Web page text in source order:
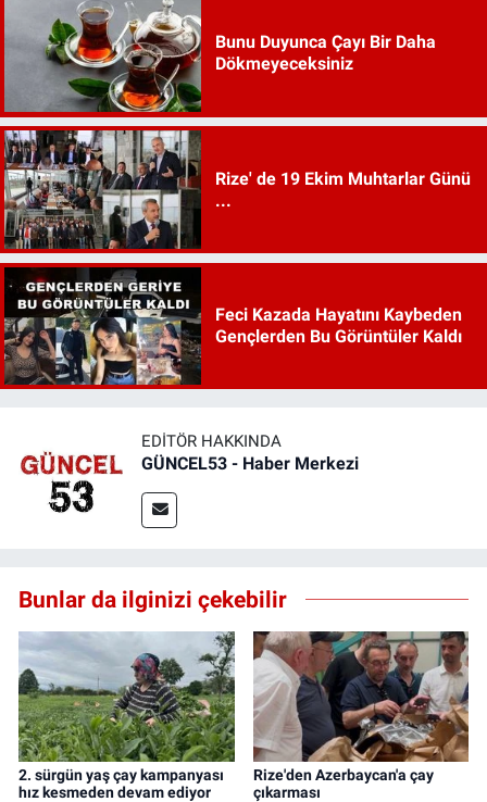
Bunu Duyunca Çayı Bir Daha
Dökmeyeceksiniz
Rize' de 19 Ekim Muhtarlar Günü
...
Feci Kazada Hayatını Kaybeden
Gençlerden Bu Görüntüler Kaldı
EDITÖR HAKKINDA
GÜNCEL53 - Haber Merkezi
Bunlar da ilginizi çekebilir
2. sürgün yaş çay kampanyası
hız kesmeden devam ediyor
Rize'den Azerbaycan'a çay
çıkarması